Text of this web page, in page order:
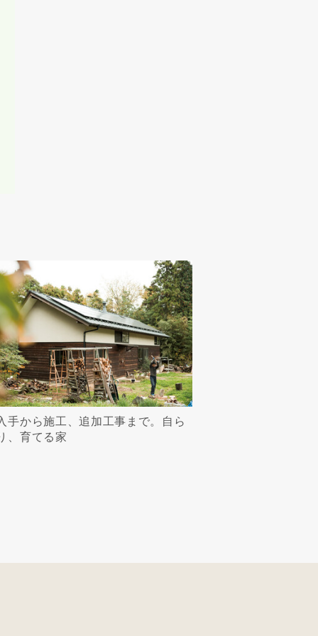
手から施工、追加工事まで。自ら
、育てる家
責任を負わ